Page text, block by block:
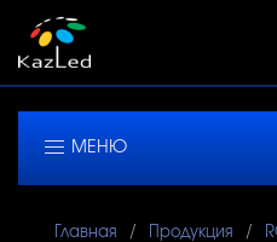
МЕНЮ
Главная Продукция